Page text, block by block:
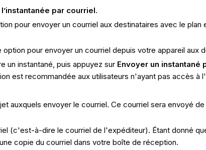
par courriel.
pour envoyer un courriel aux destinataires avec le
pour envoyer un courriel depuis votre appareil aux
un instantané, puis appuyez sur Envoyer un instantané
est recommandée aux utilisateurs n'ayant pas accès à
auxquels envoyer le courriel. Ce courriel sera envoyé
(c'est-à-dire le courriel de l'expéditeur). Étant donné
copie du courriel dans votre boîte de réception.